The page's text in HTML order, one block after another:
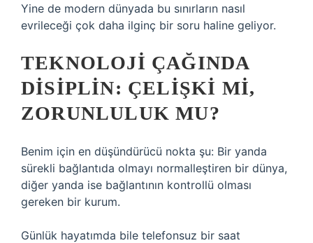
Yine de modern dünyada bu sınırların nasıl
evrileceği çok daha ilginç bir soru haline geliyor.
TEKNOLOJI ÇAĞINDA
DISIPLIN: ÇELIŞKI MI,
ZORUNLULUK MU?
Benim için en düşündürücü nokta şu: Bir yanda
sürekli bağlantıda olmayı normalleştiren bir dünya,
diğer yanda ise bağlantının kontrollü olması
gereken bir kurum.
Günlük hayatımda bile telefonsuz bir saat